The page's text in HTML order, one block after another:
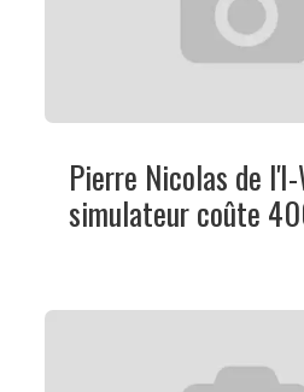
Pierre Nicolas de
simulateur coûte